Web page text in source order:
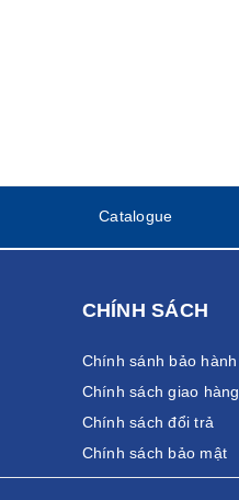
Catalogue
CHÍNH SÁCH
Chính sánh bảo hành
Chính sách giao hàng
Chính sách đổi trả
Chính sách bảo mật